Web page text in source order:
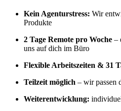
Kein Agenturstress: Wir
Produkte
2 Tage Remote pro Woche –
uns auf dich im Büro
Flexible Arbeitszeiten & 31
Teilzeit möglich – wir passen
Weiterentwicklung: